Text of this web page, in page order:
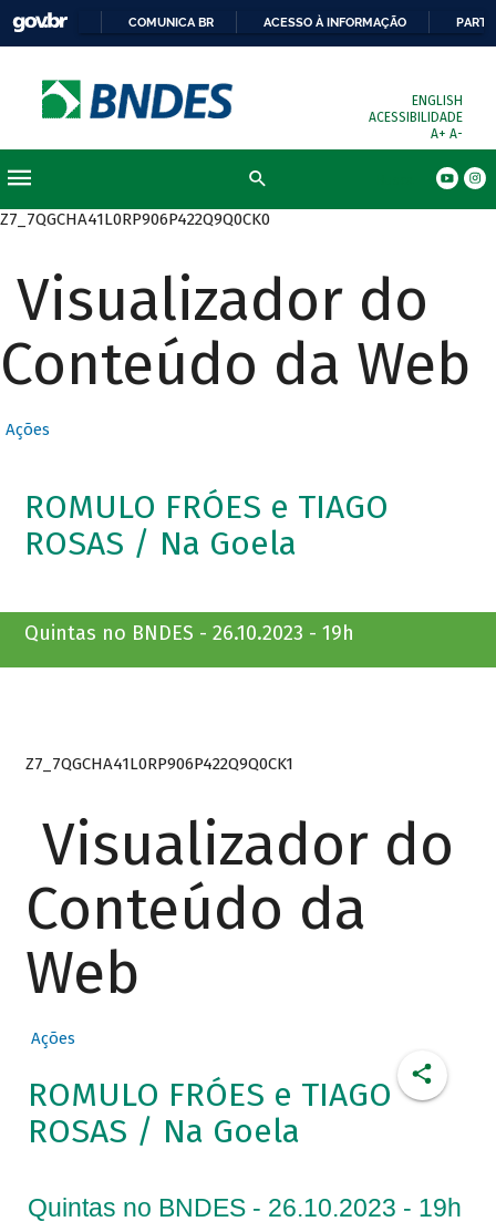
COMUNICA BR ACESSO À INFORMAÇÃO
ENGLISH
ACESSIBILIDADE
A+ A-
Z7_7QGCHA41L0RP906P422Q9Q0CK0
Visualizador do
Conteúdo da Web
Ações
ROMULO FRÓES e TIAGO
ROSAS / Na Goela
Quintas no BNDES - 26.10.2023 - 19h
Z7_7QGCHA41L0RP906P422Q9Q0CK1
Visualizador do
Conteúdo da
Web
Ações
ROMULO FRÓES e TIAGO
ROSAS / Na Goela
Quintas no BNDES - 26.10.2023 - 19h